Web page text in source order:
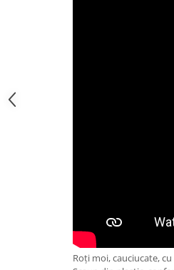
Roți moi, cauciucate, cu